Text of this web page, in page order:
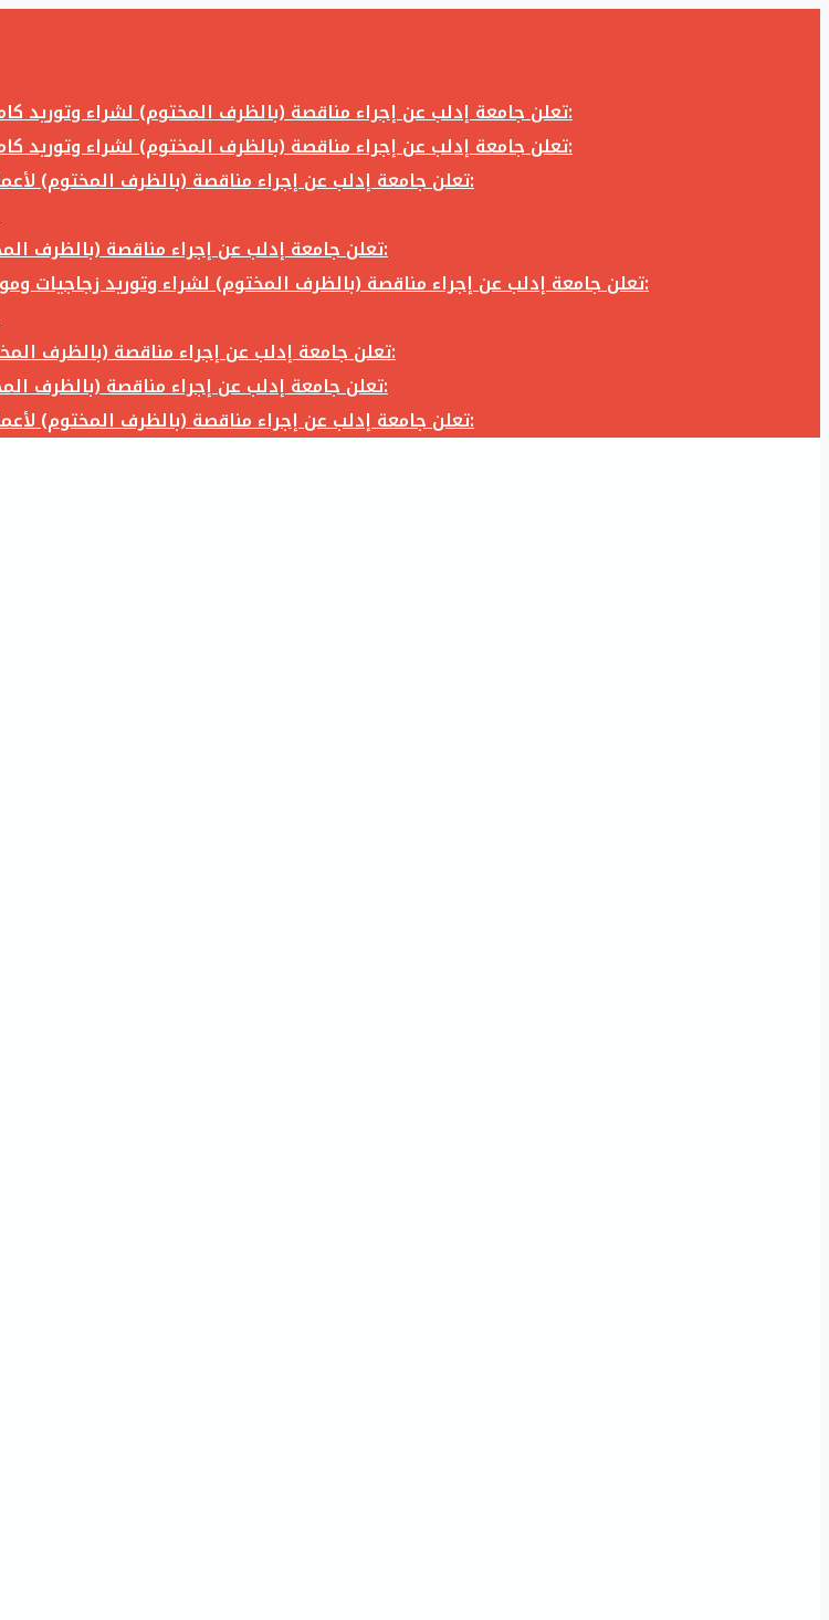
تعلن جامعة إدلب عن إجراء مناقصة (بالظرف المختوم) لشراء وتوريد كاميرا تصوير وعدسة كاميرا لزوم المكتب الإعلامي في جامعة إدلب وفق الآتي:
تعلن جامعة إدلب عن إجراء مناقصة (بالظرف المختوم) لشراء وتوريد كاميرا تصوير وعدسة كاميرا لزوم المكتب الإعلامي في جامعة إدلب وفق الآتي:
تعلن جامعة إدلب عن إجراء مناقصة (بالظرف المختوم) لأعمال تجهيز مخبر الدراسات العليا في كلية العلوم في جامعة ادلب وفق الآتي:
تعلن جامعة إدلب عن إجراء مناقصة (بالظرف المختوم) لشراء وتوريد أثاث مكاتب لزوم مكاتب وقاعات جامعة إدلب وفق الآتي:
تعلن جامعة إدلب عن إجراء مناقصة (بالظرف المختوم) لشراء وتوريد زجاجيات ومواد مخبرية لزوم مخابر جامعة إدلب وفق الكميات والمواصفات المحددة أدناه:
تعلن جامعة إدلب عن إجراء مناقصة (بالظرف المختوم) لأعمال بناء طابق في مبنى رئاسة الجامعة في جامعة ادلب وفق الآتي:
تعلن جامعة إدلب عن إجراء مناقصة (بالظرف المختوم) لشراء وتوريد أثاث مكاتب لزوم مكاتب وقاعات جامعة إدلب وفق الآتي:
تعلن جامعة إدلب عن إجراء مناقصة (بالظرف المختوم) لأعمال تجهيز مخبر الدراسات العليا في كلية العلوم في جامعة ادلب وفق الآتي: